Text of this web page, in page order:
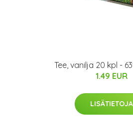
Tee, vanilja 20 kpl -
1.49 EUR
LISÄTIETOJA